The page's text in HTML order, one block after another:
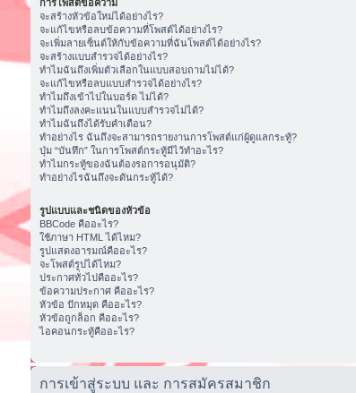
การโพสต์ข้อความ
จะสร้างหัวข้อใหม่ได้อย่างไร?
จะแก้ไขหรือลบข้อความที่โพสต์ได้อย่างไร?
จะเพิ่มลายเซ็นต์ให้กับข้อความที่ฉันโพสต์ได้อย่างไร?
จะสร้างแบบสำรวจได้อย่างไร?
ทำไมฉันถึงเพิ่มตัวเลือกในแบบสอบถามไม่ได้?
จะแก้ไขหรือลบแบบสำรวจได้อย่างไร?
ทำไมถึงเข้าไปในบอร์ด ไม่ได้?
ทำไมถึงลงคะแนนในแบบสำรวจไม่ได้?
ทำไมฉันถึงได้รับคำเตือน?
ทำอย่างไร ฉันถึงจะสามารถรายงานการโพสต์แก่ผู้ดูแลกระทู้?
ปุ่ม “บันทึก” ในการโพสต์กระทู้มีไว้ทำอะไร?
ทำไมกระทู้ของฉันต้องรอการอนุมัติ?
ทำอย่างไรฉันถึงจะดันกระทู้ได้?
รูปแบบและชนิดของหัวข้อ
BBCode คืออะไร?
ใช้ภาษา HTML ได้ไหม?
รูปแสดงอารมณ์คืออะไร?
จะโพสต์รูปได้ไหม?
ประกาศทั่วไปคืออะไร?
ข้อความประกาศ คืออะไร?
หัวข้อ ปักหมุด คืออะไร?
หัวข้อถูกล็อก คืออะไร?
ไอคอนกระทู้คืออะไร?
การเข้าสู่ระบบ และ การสมัครสมาชิก